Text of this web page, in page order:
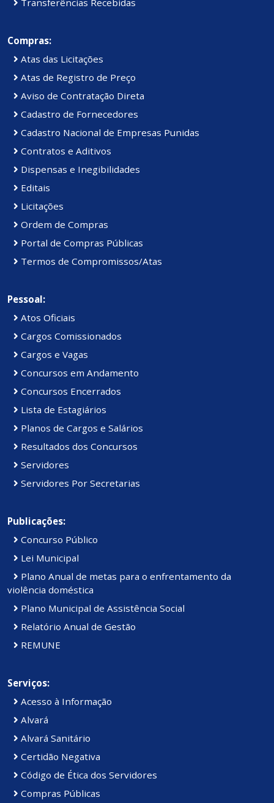
Compras:
Atas das Licitações
Atas de Registro de Preço
Aviso de Contratação Direta
Cadastro de Fornecedores
Cadastro Nacional de Empresas Punidas
Contratos e Aditivos
Dispensas e Inegibilidades
Editais
Licitações
Ordem de Compras
Portal de Compras Públicas
Termos de Compromissos/Atas
Pessoal:
Atos Oficiais
Cargos Comissionados
Cargos e Vagas
Concursos em Andamento
Concursos Encerrados
Lista de Estagiários
Planos de Cargos e Salários
Resultados dos Concursos
Servidores
Servidores Por Secretarias
Publicações:
Concurso Público
Lei Municipal
Plano Anual de metas para o enfrentamento da
violência doméstica
Plano Municipal de Assistência Social
Relatório Anual de Gestão
REMUNE
Serviços:
Acesso à Informação
Alvará
Alvará Sanitário
Certidão Negativa
Código de Ética dos Servidores
Compras Públicas